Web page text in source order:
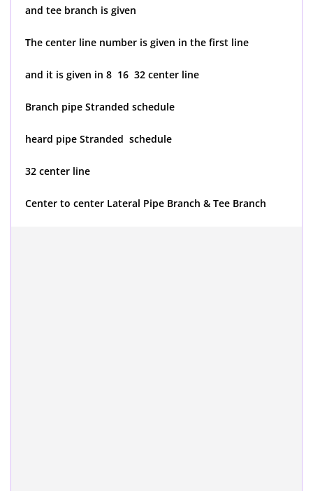
and tee branch is given
The center line number is given in the first line
and it is given in 8 16 32 center line
Branch pipe Stranded schedule
heard pipe Stranded schedule
32 center line
Center to center Lateral Pipe Branch & Tee Branch